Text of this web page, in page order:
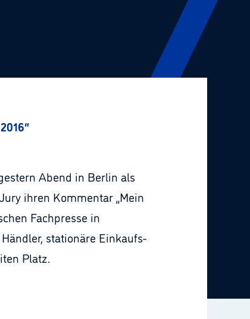
Abend in Berlin als
ihren Kommentar „Mein
Fachpresse in
stationäre Einkaufs-
Platz.